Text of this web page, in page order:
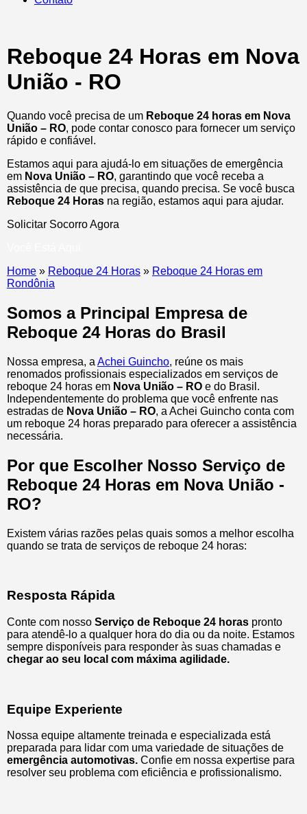
Reboque 24 Horas em Nova
União - RO
Quando você precisa de um Reboque 24 horas em Nova
União – RO, pode contar conosco para fornecer um serviço
rápido e confiável.
Estamos aqui para ajudá-lo em situações de emergência
em Nova União – RO, garantindo que você receba a
assistência de que precisa, quando precisa. Se você busca
Reboque 24 Horas na região, estamos aqui para ajudar.
Solicitar Socorro Agora
Home » Reboque 24 Horas » Reboque 24 Horas em
Rondônia
Somos a Principal Empresa de
Reboque 24 Horas do Brasil
Nossa empresa, a Achei Guincho, reúne os mais
renomados profissionais especializados em serviços de
reboque 24 horas em Nova União – RO e do Brasil .
Independentemente do problema que você enfrente nas
estradas de Nova União – RO, a Achei Guincho conta com
um reboque 24 horas preparado para oferecer a assistência
necessária.
Por que Escolher Nosso Serviço de
Reboque 24 Horas em Nova União -
RO?
Existem várias razões pelas quais somos a melhor escolha
quando se trata de serviços de reboque 24 horas:
Resposta Rápida
Conte com nosso Serviço de Reboque 24 horas pronto
para atendê-lo a qualquer hora do dia ou da noite. Estamos
sempre disponíveis para responder às suas chamadas e
chegar ao seu local com máxima agilidade.
Equipe Experiente
Nossa equipe altamente treinada e especializada está
preparada para lidar com uma variedade de situações de
emergência automotivas. Confie em nossa expertise para
resolver seu problema com eficiência e profissionalismo.